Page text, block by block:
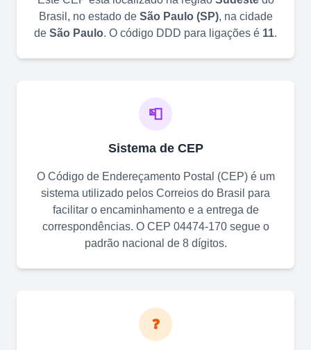
Brasil, no estado de São Paulo(SP), na cidade
de São Paulo. O código DDD para ligações é 11.
📮
Sistema de CEP
O Código de Endereçamento Postal (CEP) é um
sistema utilizado pelos Correios do Brasil para
facilitar o encaminhamento e a entrega de
correspondências. O CEP 04474-170segue o
padrão nacional de 8 dígitos.
❓